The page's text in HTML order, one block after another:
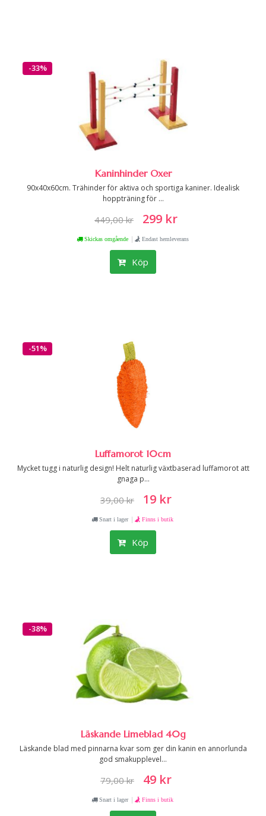
-33%
Kaninhinder Oxer
90x40x60cm. Trähinder för aktiva och sportiga kaniner. Idealisk
hoppträning för ...
449,00 kr 299 kr
Skickas omgående | Endast hemleverans
Köp
-51%
Luffamorot 10cm
Mycket tugg i naturlig design! Helt naturlig växtbaserad luffamorot att
gnaga p...
39,00 kr 19 kr
Snart i lager | Finns i butik
Köp
-38%
Läskande Limeblad 40g
Läskande blad med pinnarna kvar som ger din kanin en annorlunda
god smakupplevel...
79,00 kr 49 kr
Snart i lager | Finns i butik